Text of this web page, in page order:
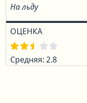
На льду
ОЦЕНКА
Средняя: 2.8